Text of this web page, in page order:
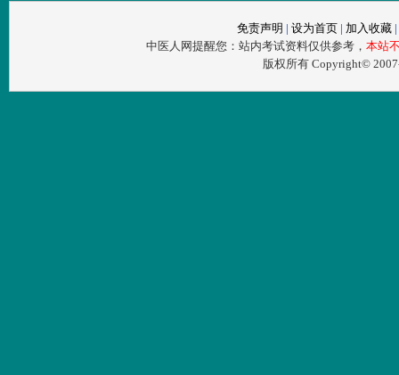
免责声明 | 设为首页 | 加入收藏 |
中医人网提醒您：站内考试资料仅供参考， 本站
版权所有 Copyright©